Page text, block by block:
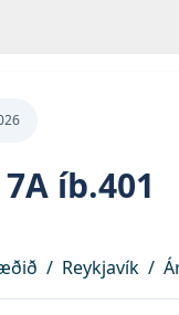
íb.401
/ Reykjavík /